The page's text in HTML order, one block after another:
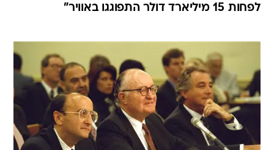
לפחות 15 מיליארד דולר התפוגגו באוויר"